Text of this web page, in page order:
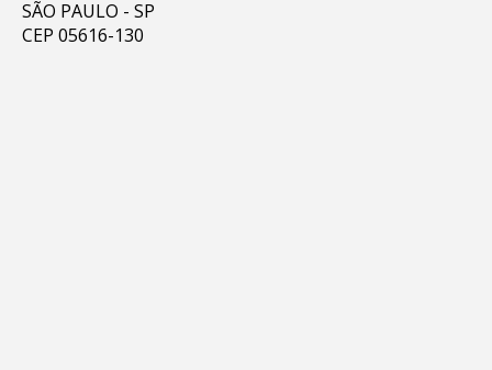
SÃO PAULO - SP
CEP 05616-130